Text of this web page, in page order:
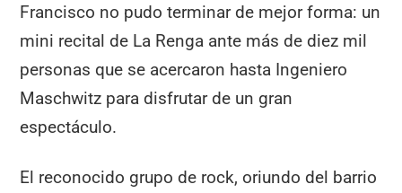
Francisco no pudo terminar de mejor forma: un
mini recital de La Renga ante más de diez mil
personas que se acercaron hasta Ingeniero
Maschwitz para disfrutar de un gran
espectáculo.
El reconocido grupo de rock, oriundo del barrio